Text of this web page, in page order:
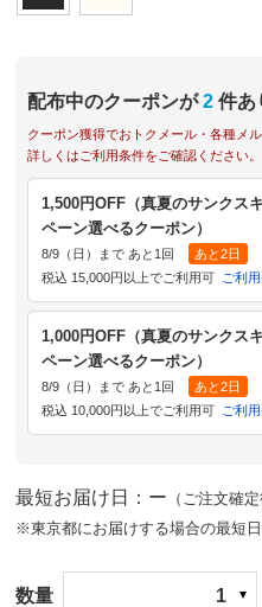
配布中のクーポンが 2 件あ
クーポン獲得でおトクメール・各種メ
詳しくはご利用条件をご確認ください。
1,500円OFF（真夏のサンクス
ペーン選べるクーポン）
8/9（日）まで あと1回
あと2日
税込 15,000円以上でご利用可 ご利
1,000円OFF（真夏のサンクス
ペーン選べるクーポン）
8/9（日）まで あと1回
あと2日
税込 10,000円以上でご利用可 ご利
最短お届け日：ー （ご注文確
※東京都にお届けする場合の最短
数量 1